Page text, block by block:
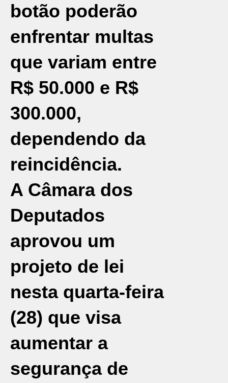
botão poderão
enfrentar multas
que variam entre
R$ 50.000 e R$
300.000,
dependendo da
reincidência.
A Câmara dos
Deputados
aprovou um
projeto de lei
nesta quarta-feira
(28) que visa
aumentar a
segurança de